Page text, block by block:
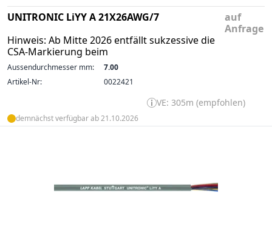
UNITRONIC LiYY A 21X26AWG/7
Hinweis: Ab Mitte 2026 entfällt sukzessive die
CSA-Markierung beim
auf
Anfrage
Aussendurchmesser mm:
7.00
Artikel-Nr:
0022421
VE: 305m (empfohlen)
demnächst verfügbar ab 21.10.2026